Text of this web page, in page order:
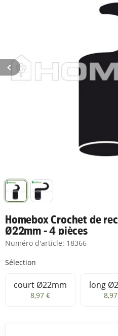
Homebox Crochet de
Ø22mm - 4 pièces
Numéro d'article: 18366
Sélection
court Ø22mm
court Ø22mm
8,97 €
long